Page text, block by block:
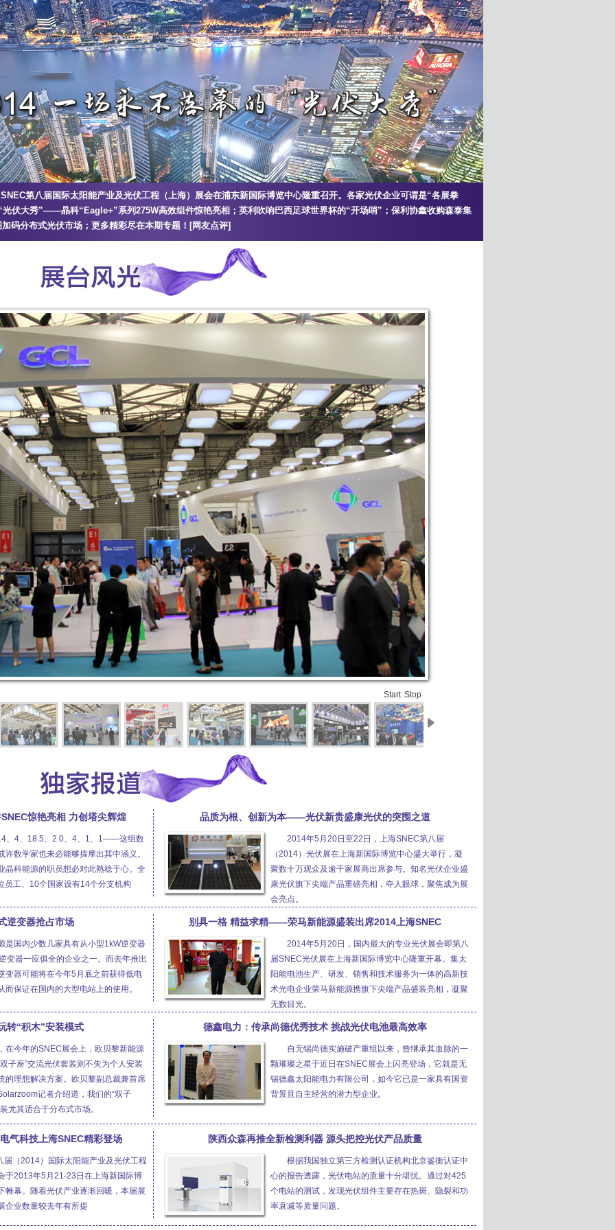
第八届国际太阳能产业及光伏工程（上海）展会在浦东新国际博览中心隆重召开。各家光伏企业可谓是“各展拳
光伏大秀”——晶科“Eagle+”系列275W高效组件惊艳亮相；英利吹响巴西足球世界杯的“开场哨”；保利协鑫收购森泰集
码分布式光伏市场；更多精彩尽在本期专题！[网友点评]
Start Stop
惊艳亮相 力创塔尖辉煌
、4、18.5、2.0、4、1、1——这组数
许数学家也未必能够揣摩出其中涵义。
晶科能源的职员想必对此熟稔于心。全
员工、10个国家设有14个分支机构
品质为根、创新为本——光伏新贵盛康光伏的突围之道
2014年5月20日至22日，上海SNEC第八届
（2014）光伏展在上海新国际博览中心盛大举行，凝
聚数十万观众及逾千家展商出席参与。知名光伏企业盛
康光伏旗下尖端产品重磅亮相，夺人眼球，聚焦成为展
会亮点。
逆变器抢占市场
是国内少数几家具有从小型1kW逆变器
变器一应俱全的企业之一。而去年推出
变器可能将在今年5月底之前获得低电
而保证在国内的大型电站上的使用。
别具一格 精益求精——荣马新能源盛装出席2014上海SNEC
2014年5月20日，国内最大的专业光伏展会即第八
届SNEC光伏展在上海新国际博览中心隆重开幕。集太
阳能电池生产、研发、销售和技术服务为一体的高新技
术光电企业荣马新能源携旗下尖端产品盛装亮相，凝聚
无数目光。
转“积木”安装模式
在今年的SNEC展会上，欧贝黎新能源
子座”交流光伏套装则不失为个人安装
的理想解决方案。欧贝黎副总裁兼首席
记者介绍道，我们的“双子
尤其适合于分布式市场。
德鑫电力：传承尚德优秀技术 挑战光伏电池最高效率
自无锡尚德实施破产重组以来，曾继承其血脉的一
颗璀璨之星于近日在SNEC展会上闪亮登场，它就是无
锡德鑫太阳能电力有限公司，如今它已是一家具有国资
背景且自主经营的潜力型企业。
气科技上海SNEC精彩登场
届（2014）国际太阳能产业及光伏工程
于2013年5月21-23日在上海新国际博
帷幕。随着光伏产业逐渐回暖，本届展
企业数量较去年有所提
陕西众森再推全新检测利器 源头把控光伏产品质量
根据我国独立第三方检测认证机构北京鉴衡认证中
心的报告透露，光伏电站的质量十分堪忧。通过对425
个电站的测试，发现光伏组件主要存在热斑、隐裂和功
率衰减等质量问题。